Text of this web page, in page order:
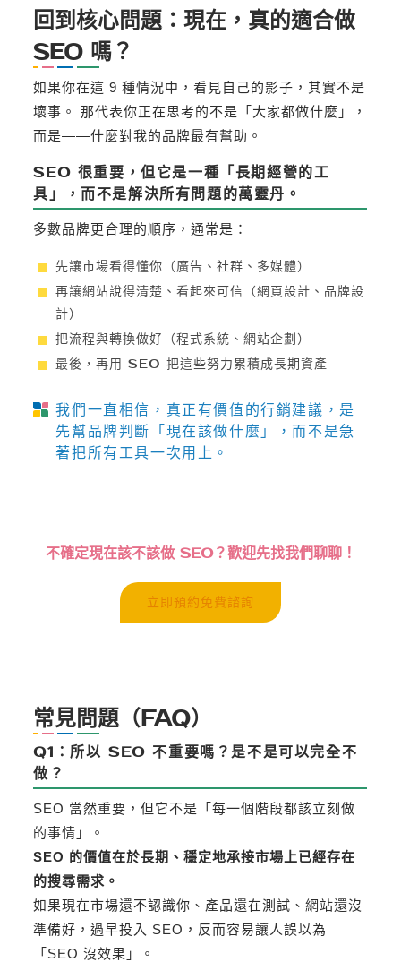
回到核心問題：現在，真的適合做
SEO 嗎？
如果你在這 9 種情況中，看見自己的影子，其實不是
壞事。 那代表你正在思考的不是「大家都做什麼」，
而是——什麼對我的品牌最有幫助。
SEO 很重要，但它是一種「長期經營的工
具」，而不是解決所有問題的萬靈丹。
多數品牌更合理的順序，通常是：
先讓市場看得懂你（廣告、社群、多媒體）
再讓網站說得清楚、看起來可信（網頁設計、品牌設
計）
把流程與轉換做好（程式系統、網站企劃）
最後，再用 SEO 把這些努力累積成長期資產
我們一直相信，真正有價值的行銷建議，是
先幫品牌判斷「現在該做什麼」，而不是急
著把所有工具一次用上。
不確定現在該不該做 SEO？歡迎先找我們聊聊！
立即預約免費諮詢
常見問題（FAQ）
Q1：所以 SEO 不重要嗎？是不是可以完全不
做？
SEO 當然重要，但它不是「每一個階段都該立刻做
的事情」。
SEO 的價值在於長期、穩定地承接市場上已經存在
的搜尋需求。
如果現在市場還不認識你、產品還在測試、網站還沒
準備好，過早投入 SEO，反而容易讓人誤以為
「SEO 沒效果」。